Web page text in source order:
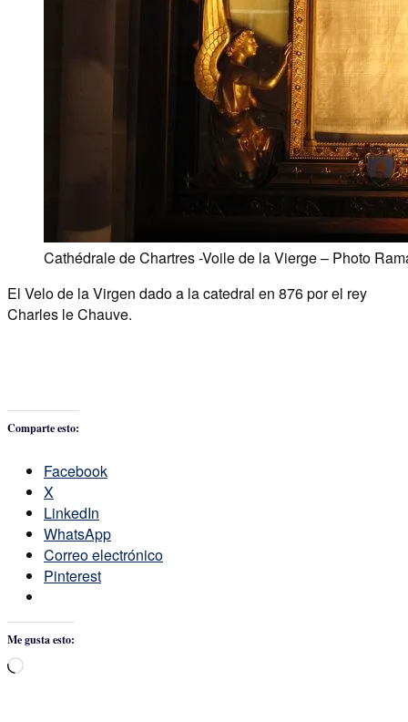
Cathédrale de Chartres -Voile de la Vierge – Photo
El Velo de la Virgen dado a la catedral en 876 por el rey
Charles le Chauve.
Comparte esto:
Facebook
X
LinkedIn
WhatsApp
Correo electrónico
Pinterest
Me gusta esto:
Cargando...